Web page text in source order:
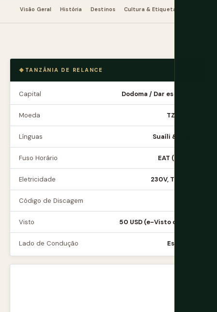
Visão Geral História Destinos Cultura & Etiqueta
TANZÂNIA DE RELANCE
Capital Dodoma / Dar es Salaam
Moeda TZS (TSh)
Línguas Suaíli & Inglês
Fuso Horário EAT (UTC+3)
Eletricidade 230V, Tipo D/G
Código de Discagem
Visto 50 USD (e-Visto ou VOA)
Lado de Condução Esquerda